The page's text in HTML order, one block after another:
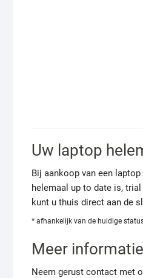
Uw laptop
Bij aankoop van een
helemaal up to date is,
kunt u thuis direct aan de
* afhankelijk van de huidige
Meer
Neem gerust contact met